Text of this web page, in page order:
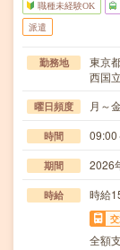
職種未経験OK
派遣
勤務地
東京
西国
曜日頻度 月～
時間
期間 2026
時給 時給
全額